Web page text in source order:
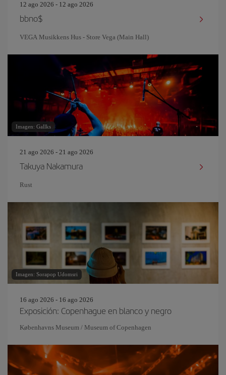
12 ago 2026 - 12 ago 2026
bbno$
VEGA Musikkens Hus - Store Vega (Main Hall)
Imagen: Gallks
21 ago 2026 - 21 ago 2026
Takuya Nakamura
Rust
Imagen: Sorapop Udomsri
16 ago 2026 - 16 ago 2026
Exposición: Copenhague en blanco y negro
Københavns Museum / Museum of Copenhagen